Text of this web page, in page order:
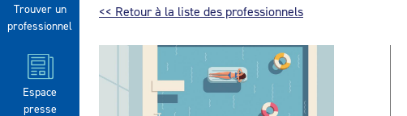
Trouver un
professionnel
Espace
presse
<< Retour à la liste des professionnels